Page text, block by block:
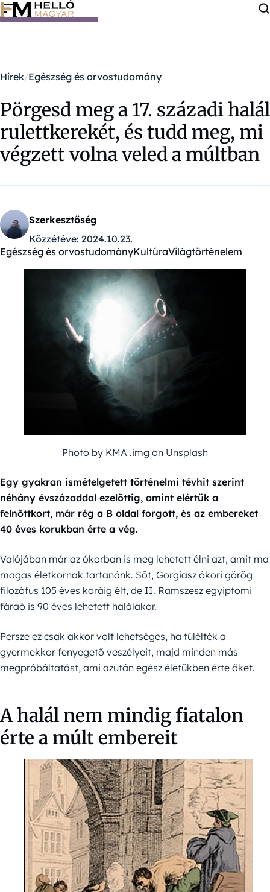
Ugrás a tartalomra
Hírek Egészség és orvostudomány
Pörgesd meg a 17. századi halál
rulettkerekét, és tudd meg, mi
végzett volna veled a múltban
Szerkesztőség
Közzétéve: 2024.10.23.
Kategóriák:
Egészség és orvostudományKultúraVilágtörténelem
Photo by KMA .img on Unsplash
Egy gyakran ismételgetett történelmi tévhit szerint
néhány évszázaddal ezelőttig, amint elértük a
felnőttkort, már rég a B oldal forgott, és az embereket
40 éves korukban érte a vég.
Valójában már az ókorban is meg lehetett élni azt, amit ma
magas életkornak tartanánk. Sőt, Gorgiasz ókori görög
filozófus 105 éves koráig élt, de II. Ramszesz egyiptomi
fáraó is 90 éves lehetett halálakor.
Persze ez csak akkor volt lehetséges, ha túlélték a
gyermekkor fenyegető veszélyeit, majd minden más
megpróbáltatást, ami azután egész életükben érte őket.
A halál nem mindig fiatalon
érte a múlt embereit